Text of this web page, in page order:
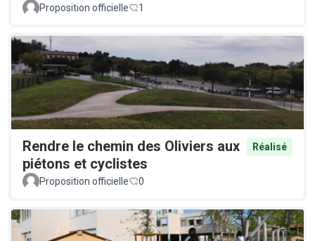
Proposition officielle 1
Rendre le chemin des Oliviers aux
piétons et cyclistes
Réalisé
Proposition officielle 0